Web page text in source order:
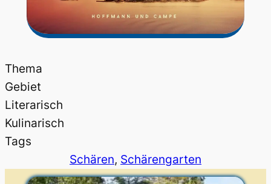
Thema
Gebiet
Literarisch
Kulinarisch
Tags
Schären, Schärengarten